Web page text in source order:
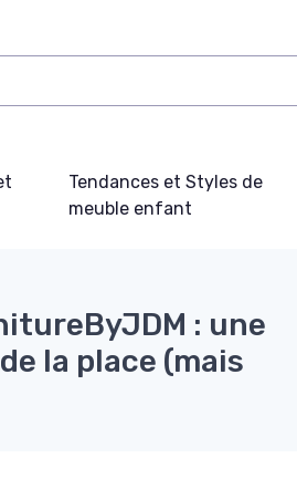
Tendances et Styles de
meuble enfant
: une
la place (mais